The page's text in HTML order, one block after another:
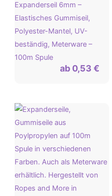
Expanderseil 6mm –
Elastisches Gummiseil,
Polyester-Mantel, UV-
beständig, Meterware –
100m Spule
ab 0,53 €